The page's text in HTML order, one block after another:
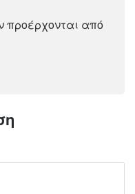
προέρχονται από